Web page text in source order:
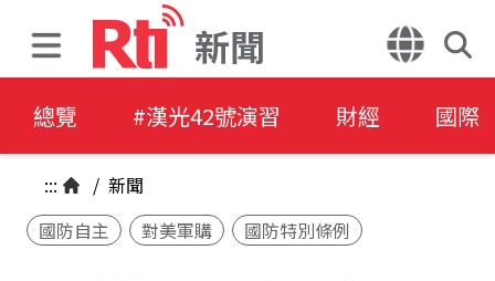
新聞
總覽 #漢光42號演習 財經 國際
::: / 新聞
國防自主
對美軍購 國防特別條例